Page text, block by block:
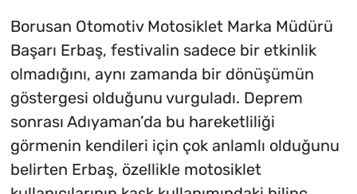
Borusan Otomotiv Motosiklet Marka Müdürü
Başarı Erbaş, festivalin sadece bir etkinlik
olmadığını, aynı zamanda bir dönüşümün
göstergesi olduğunu vurguladı. Deprem
sonrası Adıyaman’da bu hareketliliği
görmenin kendileri için çok anlamlı olduğunu
belirten Erbaş, özellikle motosiklet